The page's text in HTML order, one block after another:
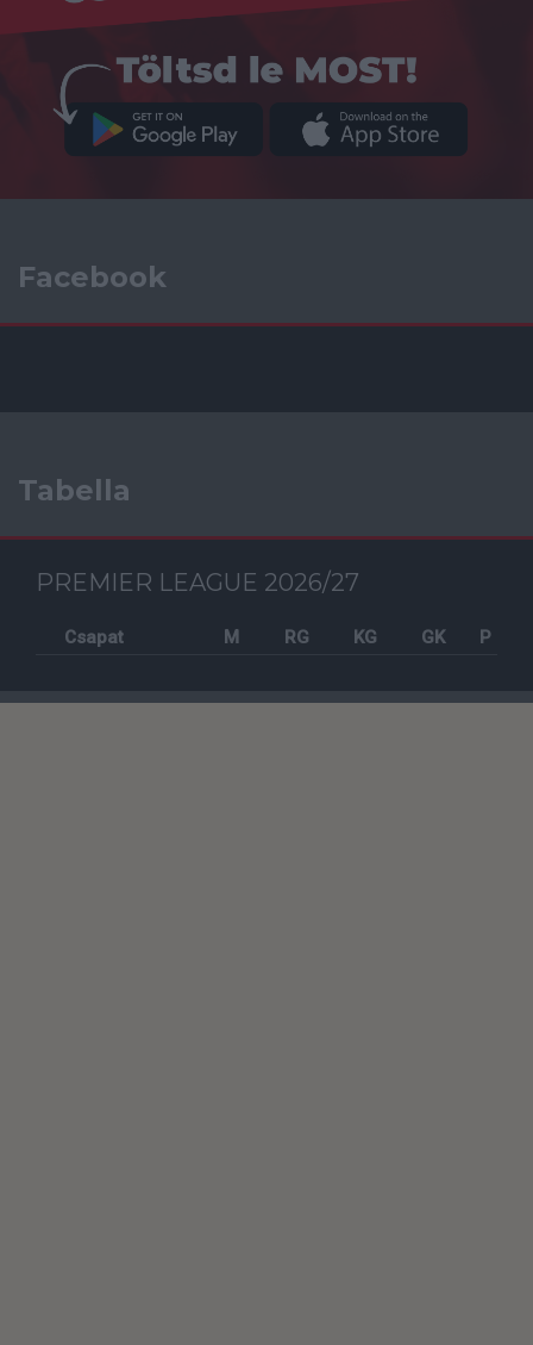
Facebook
Tabella
PREMIER LEAGUE 2026/27
Csapat M RG KG GK P